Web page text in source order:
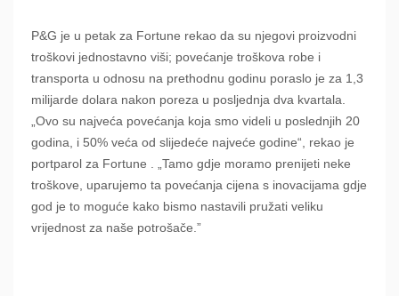
P&G je u petak za Fortune rekao da su njegovi proizvodni
troškovi jednostavno viši; povećanje troškova robe i
transporta u odnosu na prethodnu godinu poraslo je za 1,3
milijarde dolara nakon poreza u posljednja dva kvartala.
„Ovo su najveća povećanja koja smo videli u poslednjih 20
godina, i 50% veća od slijedeće najveće godine“, rekao je
portparol za Fortune . „Tamo gdje moramo prenijeti neke
troškove, uparujemo ta povećanja cijena s inovacijama gdje
god je to moguće kako bismo nastavili pružati veliku
vrijednost za naše potrošače.”